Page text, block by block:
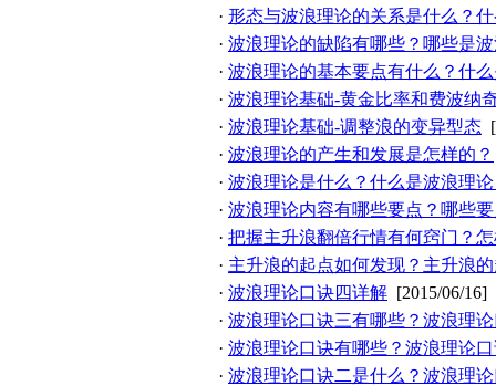
· 形态与波浪理论的关系是什么？
· 波浪理论的缺陷有哪些？哪些是
· 波浪理论的基本要点有什么？什
· 波浪理论基础-黄金比率和费波纳
· 波浪理论基础-调整浪的变异型态
· 波浪理论的产生和发展是怎样的？
· 波浪理论是什么？什么是波浪理
· 波浪理论内容有哪些要点？哪些
· 把握主升浪翻倍行情有何窍门？
· 主升浪的起点如何发现？主升浪
· 波浪理论口诀四详解 [2015/06/16]
· 波浪理论口诀三有哪些？波浪理
· 波浪理论口诀有哪些？波浪理论
· 波浪理论口诀二是什么？波浪理